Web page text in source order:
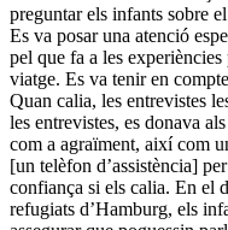
preguntar els infants sobre
Es va posar una atenció
pel que fa a les
viatge. Es va tenir en
Quan calia, les entrevistes
les entrevistes, es donava
com a agraïment, així com
[un telèfon d’assistència]
confiança si els calia. En el
refugiats d’Hamburg, els